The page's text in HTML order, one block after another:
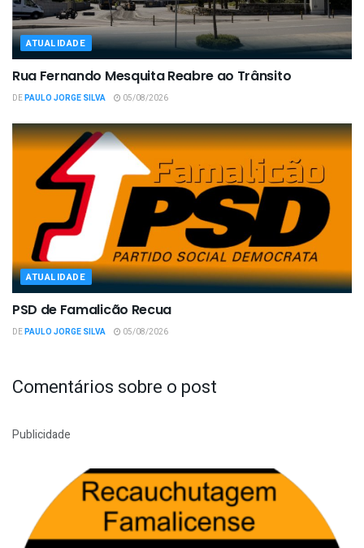
ATUALIDADE
Rua Fernando Mesquita Reabre ao Trânsito
DEPAULO JORGE SILVA 05/08/2026
ATUALIDADE
PSD de Famalicão Recua
DEPAULO JORGE SILVA 05/08/2026
Comentários sobre o post
Publicidade